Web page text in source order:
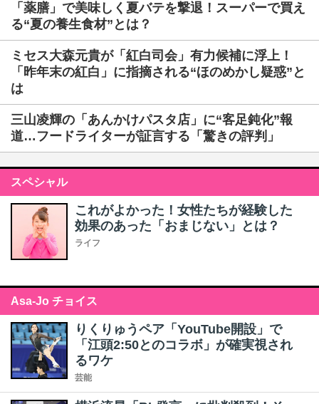
「薬膳」で美味しく夏バテを撃退！スーパーで買え
る“夏の養生食材”とは？
ミセス大森元貴が「紅白司会」有力候補に浮上！
「昨年末の紅白」に指摘される“ほのめかし疑惑”と
は
三山凌輝の「あんかけパスタ店」に“客足鈍化”報
道…フードライターが証言する「驚きの評判」
スペシャル
これがよかった！女性たちが経験した
効果のあった「おまじない」とは？
ライフ
Asa-Jo チョイス
りくりゅうペア「YouTube開設」で
「江頭2:50とのコラボ」が確実視され
るワケ
芸能